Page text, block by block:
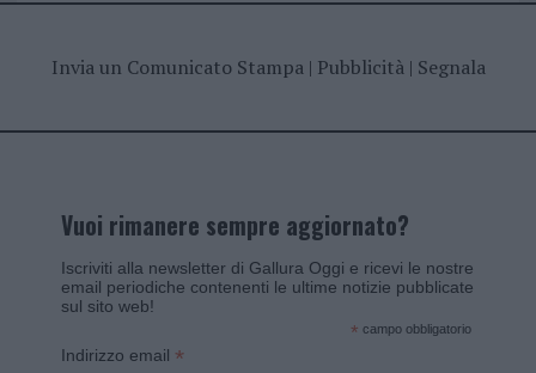
Invia un Comunicato Stampa| Pubblicità| Segnala
Vuoi rimanere sempre aggiornato?
Iscriviti alla newsletter di Gallura Oggi e ricevi le nostre
email periodiche contenenti le ultime notizie pubblicate
sul sito web!
* campo obbligatorio
Indirizzo email *